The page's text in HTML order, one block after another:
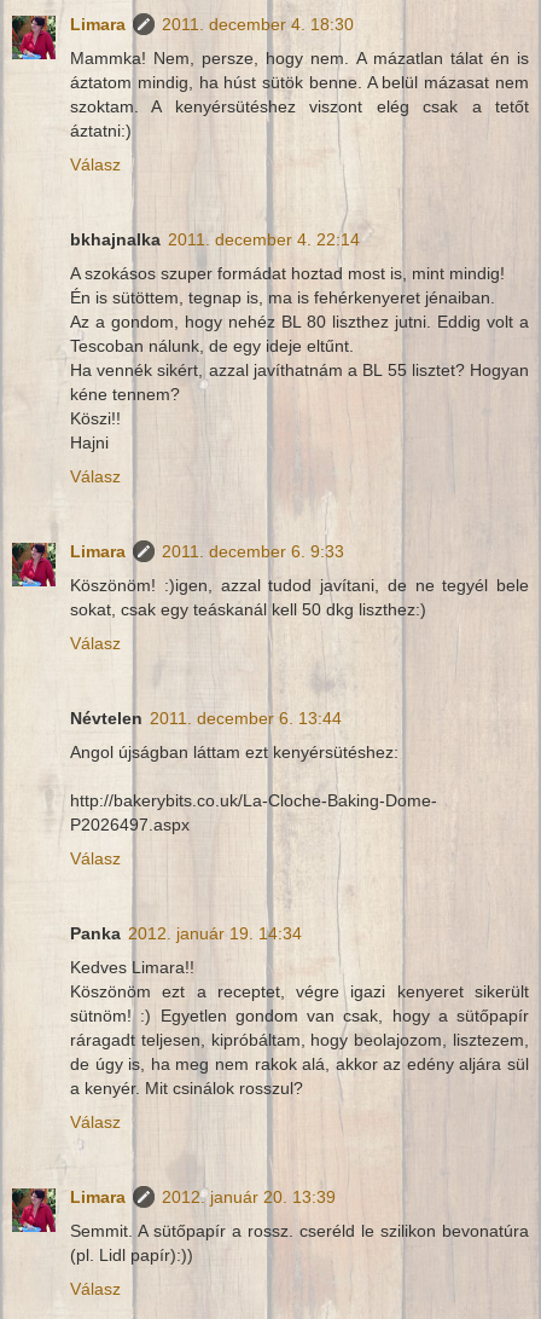
Limara
2011. december 4. 18:30
Mammka! Nem, persze, hogy nem. A mázatlan tálat én is
áztatom mindig, ha húst sütök benne. A belül mázasat nem
szoktam. A kenyérsütéshez viszont elég csak a tetőt
áztatni:)
Válasz
bkhajnalka 2011. december 4. 22:14
A szokásos szuper formádat hoztad most is, mint mindig!
Én is sütöttem, tegnap is, ma is fehérkenyeret jénaiban.
Az a gondom, hogy nehéz BL 80 liszthez jutni. Eddig volt a
Tescoban nálunk, de egy ideje eltűnt.
Ha vennék sikért, azzal javíthatnám a BL 55 lisztet? Hogyan
kéne tennem?
Köszi!!
Hajni
Válasz
Limara
2011. december 6. 9:33
Köszönöm! :)igen, azzal tudod javítani, de ne tegyél bele
sokat, csak egy teáskanál kell 50 dkg liszthez:)
Válasz
Névtelen 2011. december 6. 13:44
Angol újságban láttam ezt kenyérsütéshez:
http://bakerybits.co.uk/La-Cloche-Baking-Dome-
P2026497.aspx
Válasz
Panka 2012. január 19. 14:34
Kedves Limara!!
Köszönöm ezt a receptet, végre igazi kenyeret sikerült
sütnöm! :) Egyetlen gondom van csak, hogy a sütőpapír
ráragadt teljesen, kipróbáltam, hogy beolajozom, lisztezem,
de úgy is, ha meg nem rakok alá, akkor az edény aljára sül
a kenyér. Mit csinálok rosszul?
Válasz
Limara
2012. január 20. 13:39
Semmit. A sütőpapír a rossz. cseréld le szilikon bevonatúra
(pl. Lidl papír):))
Válasz